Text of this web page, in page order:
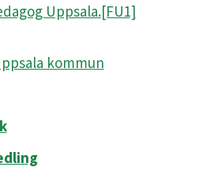
Uppsala.[FU1]
kommun